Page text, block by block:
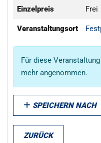
Einzelpreis Frei
Veranstaltungsort
Für diese
mehr angenommen.
SPEICHERN NACH
ZURÜCK